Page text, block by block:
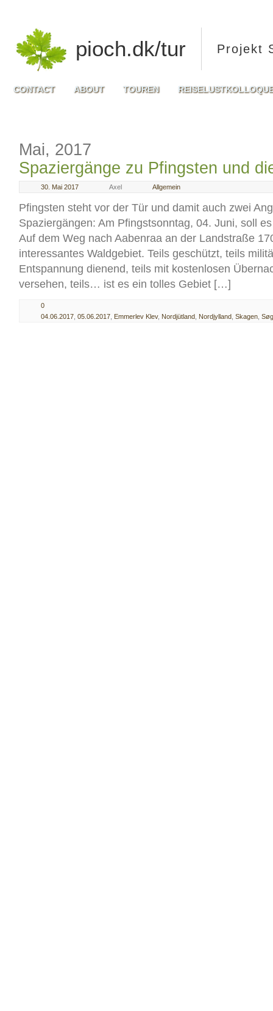
pioch.dk/tur Projekt
CONTACT ABOUT TOUREN
Mai, 2017
Spaziergänge zu Pfingsten und
30. Mai 2017 Axel Allgemein
Pfingsten steht vor der Tür und damit auch zwei
Spaziergängen: Am Pfingstsonntag, 04. Juni, soll
Auf dem Weg nach Aabenraa an der Landstraße
interessantes Waldgebiet. Teils geschützt, teils
Entspannung dienend, teils mit kostenlosen
versehen, teils… ist es ein tolles Gebiet […]
0
04.06.2017 05.06.2017 Emmerlev Klev, Nordjütland Nordjylland Skagen